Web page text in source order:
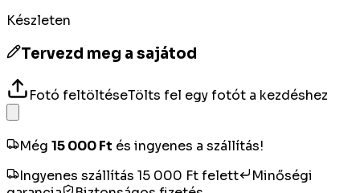
Készleten
Tervezd meg a sajátod
Fotó feltöltéseTölts fel egy fotót a kezdéshez
Még 15 000Ft és ingyenes a szállítás!
Ingyenes szállítás 15 000 Ft felett
Minőségi